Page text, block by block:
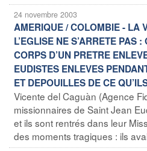
24 novembre 2003
AMERIQUE / COLOMBIE - LA
L’EGLISE NE S’ARRETE PAS
CORPS D’UN PRETRE
EUDISTES ENLEVES
ET DEPOUILLES DE CE
Vicente del Caguàn (Agence
missionnaires de Saint Jean
et ils sont rentrés dans leur
des moments tragiques : ils